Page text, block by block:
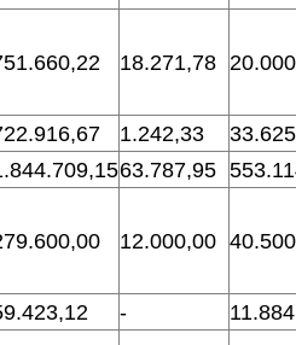
18.271,78
1.242,33
63.787,95
12.000,00
-